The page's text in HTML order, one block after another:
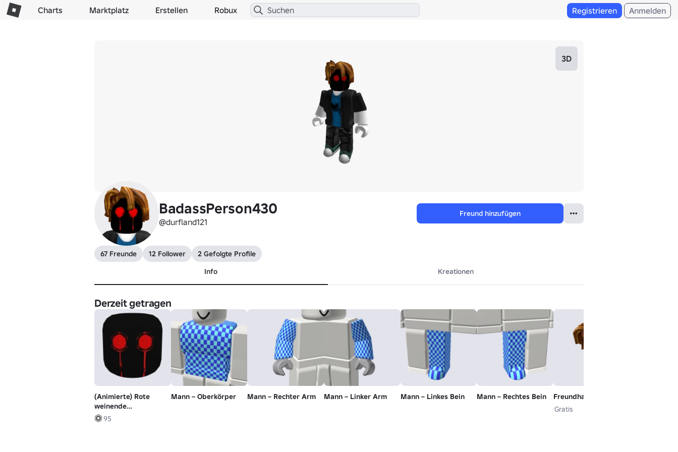
Charts Marktplatz Erstellen Robux Registrieren Anmelden
3D
BadassPerson430
@durfland121
Freund hinzufügen
67 Freunde 12 Follower
2 Gefolgte Profile
Info
Kreationen
Derzeit getragen
(Animierte) Rote
weinende
Entitätsmaske
95
Mann – Oberkörper Mann – Rechter Arm Mann – Linker Arm Mann – Linkes Bein Mann – Rechtes Bein
Freundhaar
Gratis